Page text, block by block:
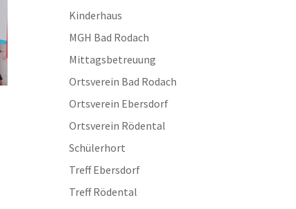
Kinderhaus
MGH Bad Rodach
Mittagsbetreuung
Ortsverein Bad Rodach
Ortsverein Ebersdorf
Ortsverein Rödental
Schülerhort
Treff Ebersdorf
Treff Rödental